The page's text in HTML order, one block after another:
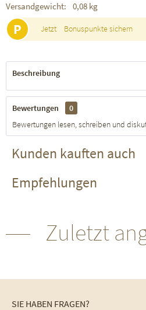
Versandgewicht:
0,08 kg
P Jetzt Bonuspunkte sichern
Beschreibung
Bewertungen
0
Bewertungen lesen, schreiben und
Kunden kauften auch
Empfehlungen
Zuletzt
SIE HABEN FRAGEN?